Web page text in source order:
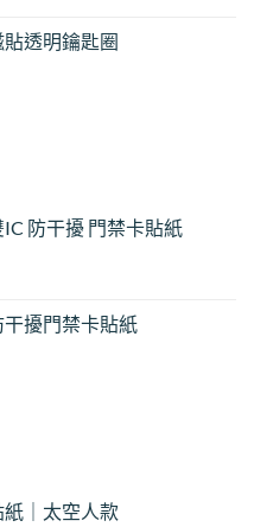
透明鑰匙圈
防干擾 門禁卡貼紙
擾門禁卡貼紙
｜太空人款